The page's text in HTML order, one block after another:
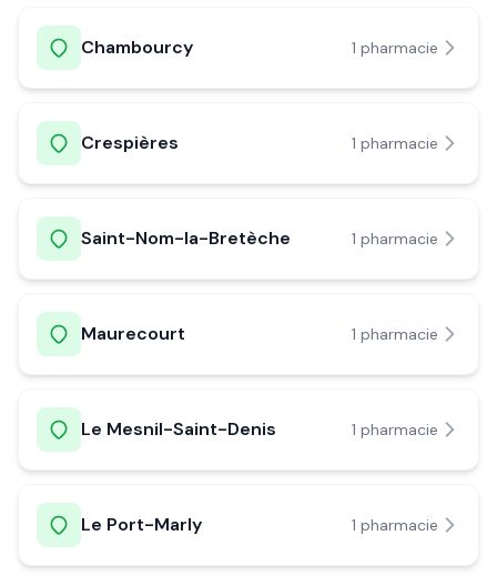
Chambourcy 1 pharmacie
Crespières 1 pharmacie
Saint-Nom-la-Bretèche 1 pharmacie
Maurecourt 1 pharmacie
Le Mesnil-Saint-Denis 1 pharmacie
Le Port-Marly 1 pharmacie